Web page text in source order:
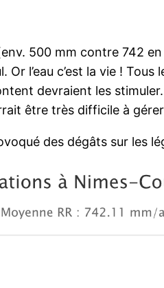
500 mm contre 742
l’eau c’est la vie !
devraient les
être très difficile à
des dégâts sur les